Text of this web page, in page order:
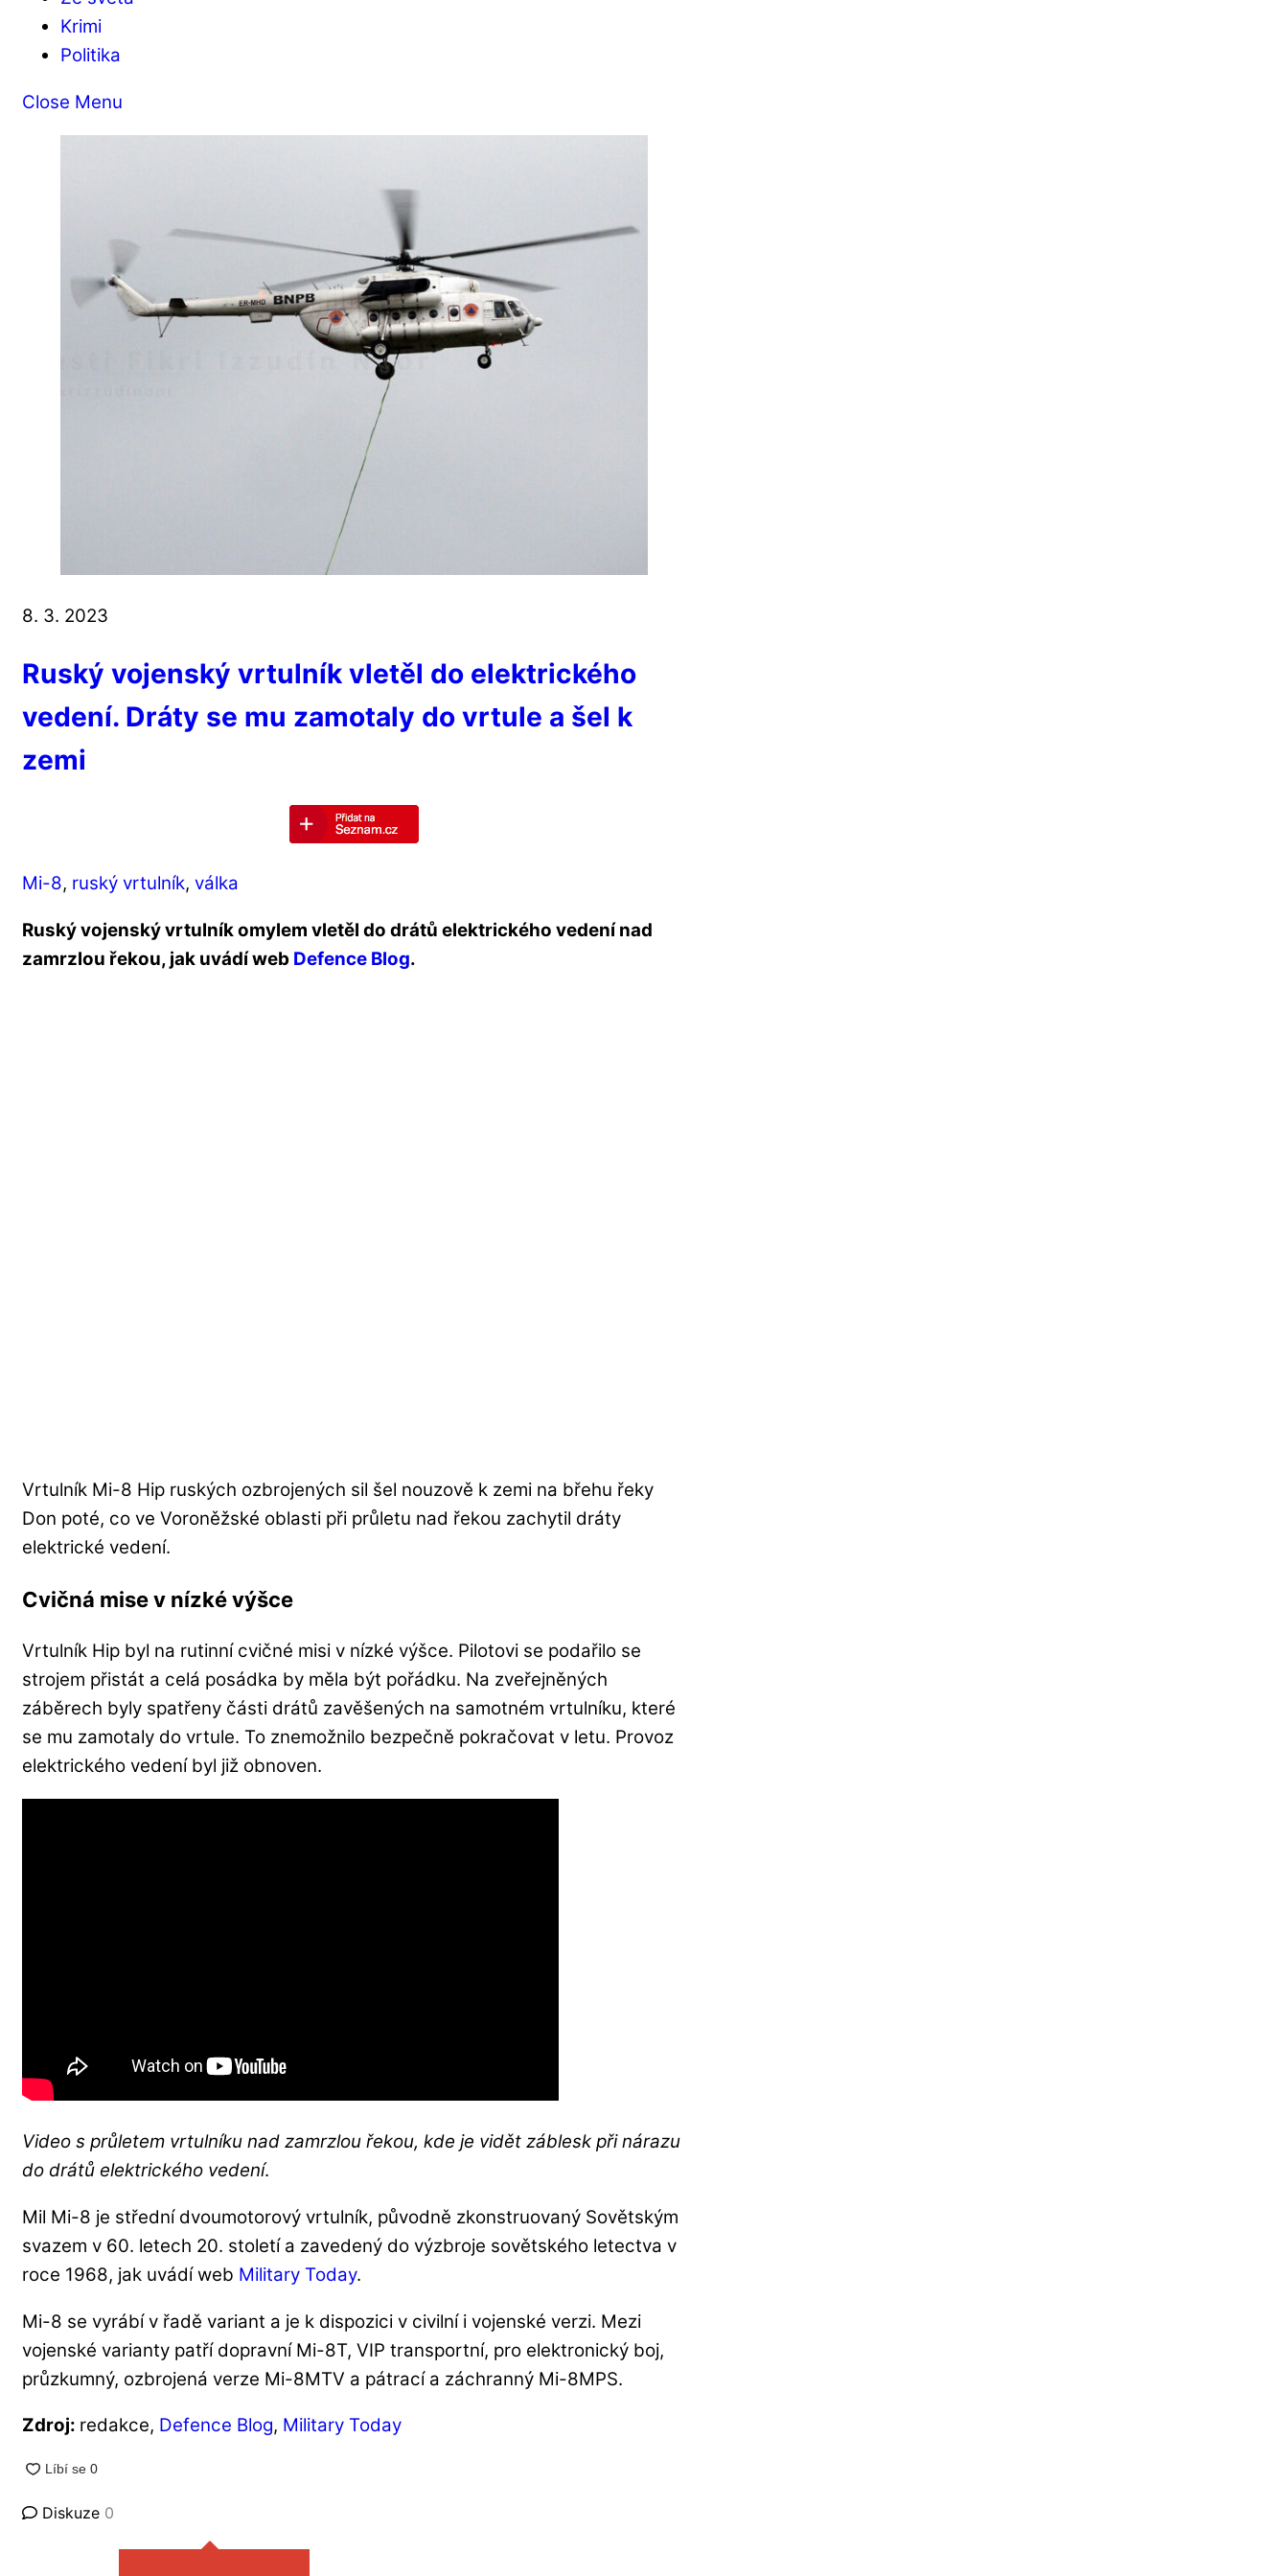
Krimi
Politika
Close Menu
8. 3. 2023
Ruský vojenský vrtulník vletěl do elektrického
vedení. Dráty se mu zamotaly do vrtule a šel k
zemi
Mi-8, ruský vrtulník, válka
Ruský vojenský vrtulník omylem vletěl do drátů elektrického vedení nad
zamrzlou řekou, jak uvádí web Defence Blog.
Vrtulník Mi-8 Hip ruských ozbrojených sil šel nouzově k zemi na břehu řeky
Don poté, co ve Voroněžské oblasti při průletu nad řekou zachytil dráty
elektrické vedení.
Cvičná mise v nízké výšce
Vrtulník Hip byl na rutinní cvičné misi v nízké výšce. Pilotovi se podařilo se
strojem přistát a celá posádka by měla být pořádku. Na zveřejněných
záběrech byly spatřeny části drátů zavěšených na samotném vrtulníku, které
se mu zamotaly do vrtule. To znemožnilo bezpečně pokračovat v letu. Provoz
elektrického vedení byl již obnoven.
Video s průletem vrtulníku nad zamrzlou řekou, kde je vidět záblesk při nárazu
do drátů elektrického vedení.
Mil Mi-8 je střední dvoumotorový vrtulník, původně zkonstruovaný Sovětským
svazem v 60. letech 20. století a zavedený do výzbroje sovětského letectva v
roce 1968, jak uvádí web Military Today.
Mi-8 se vyrábí v řadě variant a je k dispozici v civilní i vojenské verzi. Mezi
vojenské varianty patří dopravní Mi-8T, VIP transportní, pro elektronický boj,
průzkumný, ozbrojená verze Mi-8MTV a pátrací a záchranný Mi-8MPS.
Zdroj: redakce, Defence Blog, Military Today
Diskuze 0